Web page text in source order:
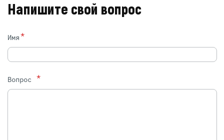
Напишите свой вопрос
Имя*
Вопрос *